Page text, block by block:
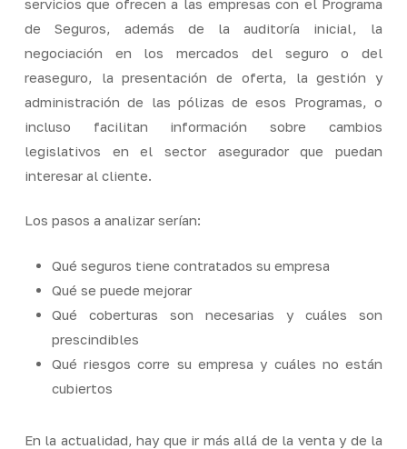
de Seguros, además de la auditoría inicial, la
negociación en los mercados del seguro o del
reaseguro, la presentación de oferta, la gestión y
administración de las pólizas de esos Programas, o
incluso facilitan información sobre cambios
legislativos en el sector asegurador que puedan
interesar al cliente.
Los pasos a analizar serían:
Qué seguros tiene contratados su empresa
Qué se puede mejorar
Qué coberturas son necesarias y cuáles son
prescindibles
Qué riesgos corre su empresa y cuáles no están
cubiertos
En la actualidad, hay que ir más allá de la venta y de la